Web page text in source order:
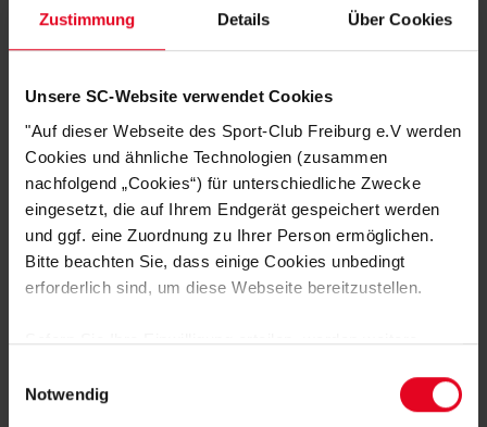
Zustimmung Details Über Cookies
Unsere SC-Website verwendet Cookies
"Auf dieser Webseite des Sport-Club Freiburg e.V werden
Cookies und ähnliche Technologien (zusammen
nachfolgend „Cookies“) für unterschiedliche Zwecke
eingesetzt, die auf Ihrem Endgerät gespeichert werden
und ggf. eine Zuordnung zu Ihrer Person ermöglichen.
Bitte beachten Sie, dass einige Cookies unbedingt
erforderlich sind, um diese Webseite bereitzustellen.
Sofern Sie Ihre Einwilligung erteilen, werden weitere
Daten von Ihnen (z.B. persönlichen Identifikatoren oder
IP-Adressen) verarbeitet werden. Durch Klicken auf den
Notwendig
Stylisch. Funktional. Unverkennbar SC Freiburg.
KUNDENBEWERTUNGEN (2)
Artikelnummer: 25NFB5382-104
Logistiknummer: EM001593-001